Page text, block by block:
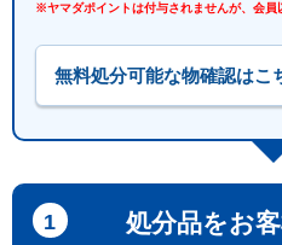
※ヤマダポイントは付与されませんが、会員
無料処分可能な物確認はこ
処分品をお